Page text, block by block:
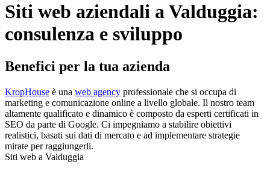
Siti web aziendali a Valduggia:
consulenza e sviluppo
Benefici per la tua azienda
KropHouse è una web agency professionale che si occupa di
marketing e comunicazione online a livello globale. Il nostro team
altamente qualificato e dinamico è composto da esperti certificati in
SEO da parte di Google. Ci impegniamo a stabilire obiettivi
realistici, basati sui dati di mercato e ad implementare strategie
mirate per raggiungerli.
Siti web a Valduggia